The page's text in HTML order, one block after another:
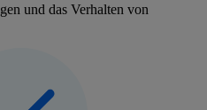
und das Verhalten von